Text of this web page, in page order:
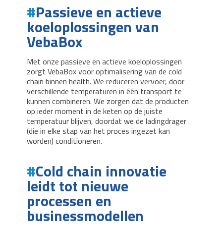
Passieve en actieve
koeloplossingen van
VebaBox
Met onze passieve en actieve koeloplossingen
zorgt VebaBox voor optimalisering van de cold
chain binnen health. We reduceren vervoer, door
verschillende temperaturen in één transport te
kunnen combineren. We zorgen dat de producten
op ieder moment in de keten op de juiste
temperatuur blijven, doordat we de ladingdrager
(die in elke stap van het proces ingezet kan
worden) conditioneren.
Cold chain innovatie
leidt tot nieuwe
processen en
businessmodellen